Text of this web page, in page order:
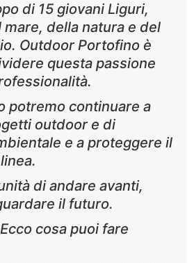
di 15 giovani Liguri,
della natura e del
Outdoor Portofino è
questa passione
potremo continuare a
outdoor e di
e a proteggere il
di andare avanti,
il futuro.
cosa puoi fare